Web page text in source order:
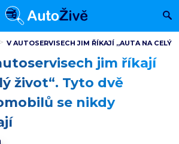
V AUTOSERVISECH JIM ŘÍKAJÍ „AUTA NA
jim říkají
život“. Tyto dvě
se nikdy